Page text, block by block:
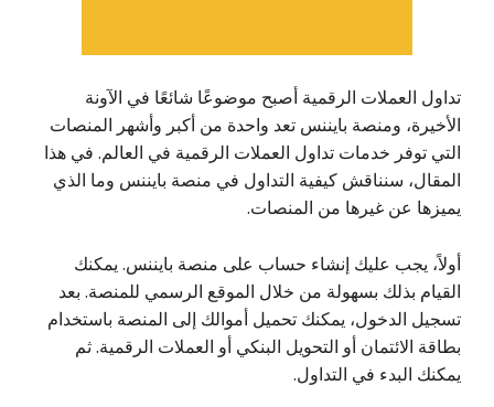
تداول العملات الرقمية أصبح موضوعًا شائعًا في الآونة
الأخيرة، ومنصة بايننس تعد واحدة من أكبر وأشهر المنصات
التي توفر خدمات تداول العملات الرقمية في العالم. في هذا
المقال، سنناقش كيفية التداول في منصة بايننس وما الذي
يميزها عن غيرها من المنصات.
أولاً، يجب عليك إنشاء حساب على منصة بايننس. يمكنك
القيام بذلك بسهولة من خلال الموقع الرسمي للمنصة. بعد
تسجيل الدخول، يمكنك تحميل أموالك إلى المنصة باستخدام
بطاقة الائتمان أو التحويل البنكي أو العملات الرقمية. ثم
يمكنك البدء في التداول.